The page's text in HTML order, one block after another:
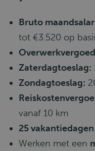
Bruto
tot €3.520 op
Zaterdagtoeslag:
Zondagtoeslag:
vanaf 10 km
25 vakantiedagen
Werken met een